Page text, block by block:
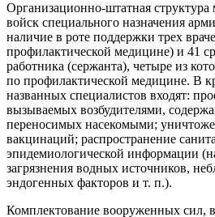
Организационно-штатная
войск специального назначения
наличие в роте поддержки трех
профилактической медицине) и 41
работника (сержанта), четыре из
по профилактической медицине. В
названных специалистов входят:
вызываемых возбудителями,
переносимых насекомыми;
вакцинаций; распространение
эпидемиологической информации
загрязнения водных источников,
эндогенных факторов и т. п.).
Комплектование вооруженных сил,